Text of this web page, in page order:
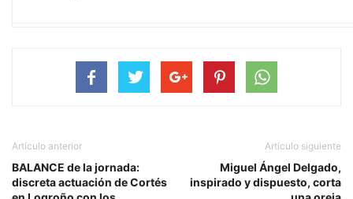
Artículo anterior
BALANCE de la jornada:
discreta actuación de Cortés
Artículo siguiente
Miguel Ángel Delgado,
inspirado y dispuesto, corta